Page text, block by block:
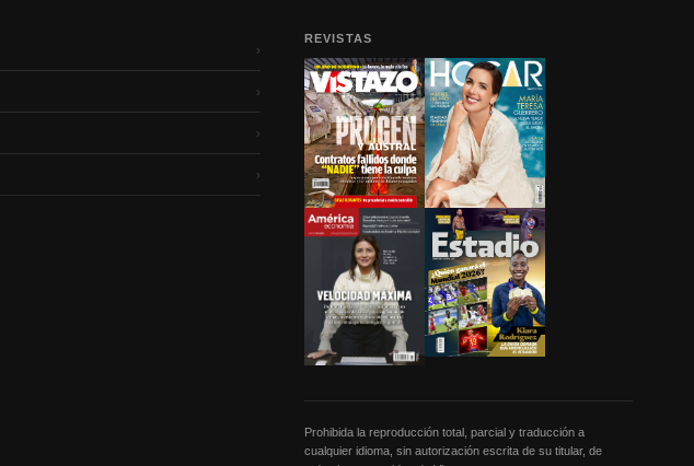
›
›
›
›
REVISTAS
Prohibida la reproducción total, parcial y traducción a
cualquier idioma, sin autorización escrita de su titular, de